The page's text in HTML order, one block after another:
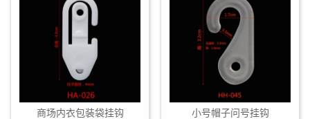
商场内衣包装袋挂钩 小号帽子问号挂钩